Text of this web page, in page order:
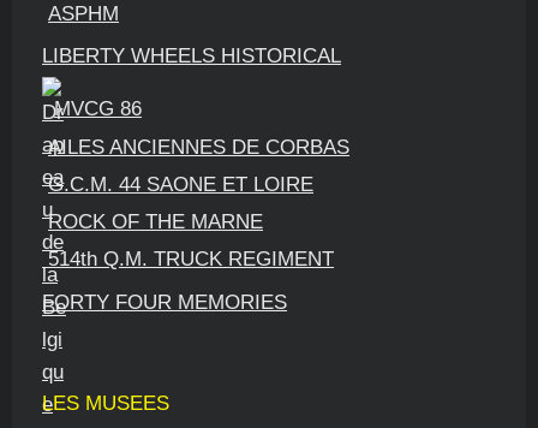
ASPHM
LIBERTY WHEELS HISTORICAL
MVCG 86
AILES ANCIENNES DE CORBAS
G.C.M. 44 SAONE ET LOIRE
ROCK OF THE MARNE
514th Q.M. TRUCK REGIMENT
FORTY FOUR MEMORIES
LES MUSEES